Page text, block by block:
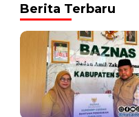
Berita Terbaru